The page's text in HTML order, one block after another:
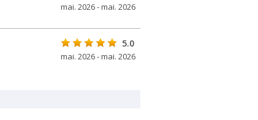
mai. 2026 - mai. 2026
5.0
mai. 2026 - mai. 2026